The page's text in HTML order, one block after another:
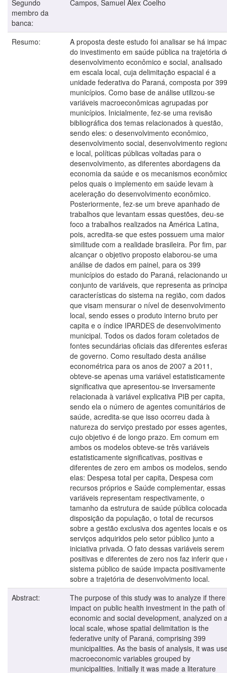
Segundo
membro da
banca:
Campos, Samuel Alex Coelho
Resumo:
A proposta deste estudo foi analisar se há
do investimento em saúde pública na trajetória
desenvolvimento econômico e social, analisado
em escala local, cuja delimitação espacial é a
unidade federativa do Paraná, composta por 399
municípios. Como base de análise utilizou-se
variáveis macroeconômicas agrupadas por
municípios. Inicialmente, fez-se uma revisão
bibliográfica dos temas relacionados à questão,
sendo eles: o desenvolvimento econômico,
desenvolvimento social, desenvolvimento
e local, políticas públicas voltadas para o
desenvolvimento, as diferentes abordagens da
economia da saúde e os mecanismos
pelos quais o implemento em saúde levam à
aceleração do desenvolvimento econômico.
Posteriormente, fez-se um breve apanhado de
trabalhos que levantam essas questões, deu-se
foco a trabalhos realizados na América Latina,
pois, acredita-se que estes possuem uma maior
similitude com a realidade brasileira. Por fim,
alcançar o objetivo proposto elaborou-se uma
análise de dados em painel, para os 399
municípios do estado do Paraná, relacionando
conjunto de variáveis, que representa as
características do sistema na região, com dados
que visam mensurar o nível de desenvolvimento
local, sendo esses o produto interno bruto per
capita e o índice IPARDES de desenvolvimento
municipal. Todos os dados foram coletados de
fontes secundárias oficiais das diferentes
de governo. Como resultado desta análise
econométrica para os anos de 2007 a 2011,
obteve-se apenas uma variável estatisticamente
significativa que apresentou-se inversamente
relacionada à variável explicativa PIB per capita,
sendo ela o número de agentes comunitários de
saúde, acredita-se que isso ocorreu dada à
natureza do serviço prestado por esses agentes,
cujo objetivo é de longo prazo. Em comum em
ambos os modelos obteve-se três variáveis
estatisticamente significativas, positivas e
diferentes de zero em ambos os modelos, sendo
elas: Despesa total per capita, Despesa com
recursos próprios e Saúde complementar, essas
variáveis representam respectivamente, o
tamanho da estrutura de saúde pública
disposição da população, o total de recursos
sobre a gestão exclusiva dos agentes locais e os
serviços adquiridos pelo setor público junto a
iniciativa privada. O fato dessas variáveis serem
positivas e diferentes de zero nos faz inferir que
sistema público de saúde impacta positivamente
sobre a trajetória de desenvolvimento local.
Abstract:
The purpose of this study was to analyze if
impact on public health investment in the path of
economic and social development, analyzed on
local scale, whose spatial delimitation is the
federative unity of Paraná, comprising 399
municipalities. As the basis of analysis, it was
macroeconomic variables grouped by
municipalities. Initially it was made a literature